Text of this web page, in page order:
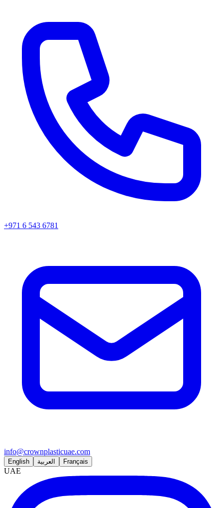
+971 6 543 6781
info@crownplasticuae.com
English العربية Français
UAE